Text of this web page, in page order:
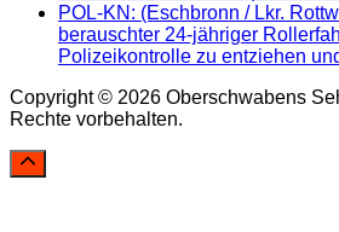
POL-KN: (Eschbronn / Lkr.
berauschter 24-jähriger
Polizeikontrolle zu entziehen
Copyright © 2026 Oberschwabens
Rechte vorbehalten.